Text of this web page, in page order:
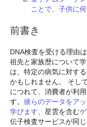
ことで、子供に
前書き
DNA検査を受ける理由
祖先と家族歴について
は、特定の病気に対す
かもしれません。 そし
につれて、消費者が利
す。 彼らのデータをア
学びます、星雲を含む
伝子検査サービスが同